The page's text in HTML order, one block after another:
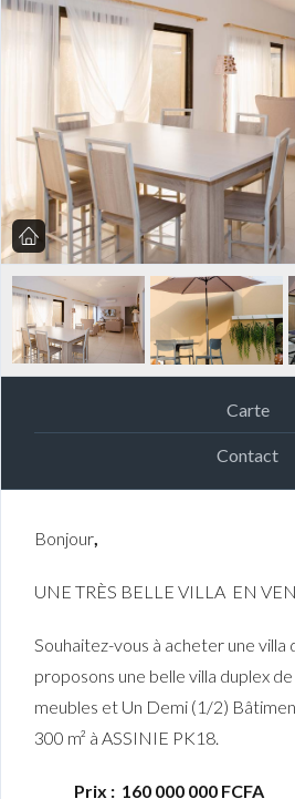
Carte
Contact
Bonjour
UNE TRÈS BELLE VILLA EN
Souhaitez-vous à acheter une villa
proposons une belle villa duplex
meubles et Un Demi (1/2)
300 m² à ASSINIE PK18.
Prix : 160 000 000 FCFA